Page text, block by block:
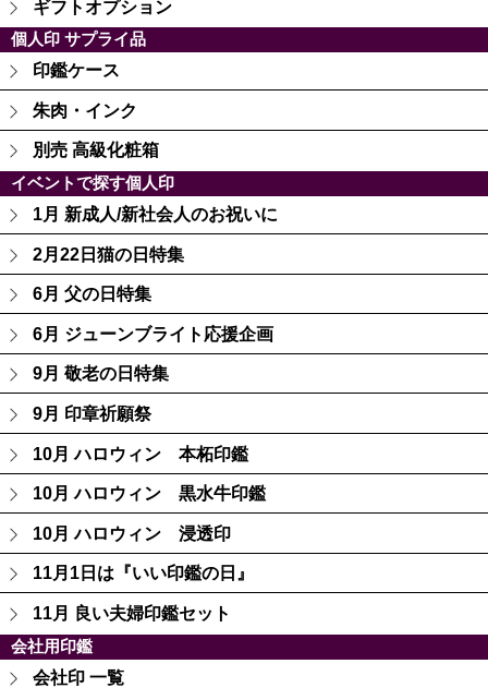
ギフトオプション
個人印 サプライ品
印鑑ケース
朱肉・インク
別売 高級化粧箱
イベントで探す個人印
1月 新成人/新社会人のお祝いに
2月22日猫の日特集
6月 父の日特集
6月 ジューンブライト応援企画
9月 敬老の日特集
9月 印章祈願祭
10月 ハロウィン 本柘印鑑
10月 ハロウィン 黒水牛印鑑
10月 ハロウィン 浸透印
11月1日は『いい印鑑の日』
11月 良い夫婦印鑑セット
会社用印鑑
会社印 一覧